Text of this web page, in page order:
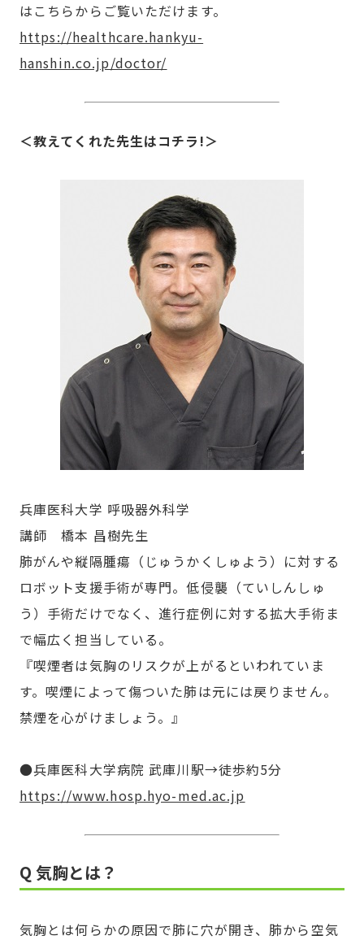
はこちらからご覧いただけます。
https://healthcare.hankyu-
hanshin.co.jp/doctor/
＜教えてくれた先生はコチラ!＞
兵庫医科大学 呼吸器外科学
講師 橋本 昌樹先生
肺がんや縦隔腫瘍（じゅうかくしゅよう）に対する
ロボット支援手術が専門。低侵襲（ていしんしゅ
う）手術だけでなく、進行症例に対する拡大手術ま
で幅広く担当している。
『喫煙者は気胸のリスクが上がるといわれていま
す。喫煙によって傷ついた肺は元には戻りません。
禁煙を心がけましょう。』
●兵庫医科大学病院 武庫川駅→徒歩約5分
https://www.hosp.hyo-med.ac.jp
Q 気胸とは？
気胸とは何らかの原因で肺に穴が開き、肺から空気